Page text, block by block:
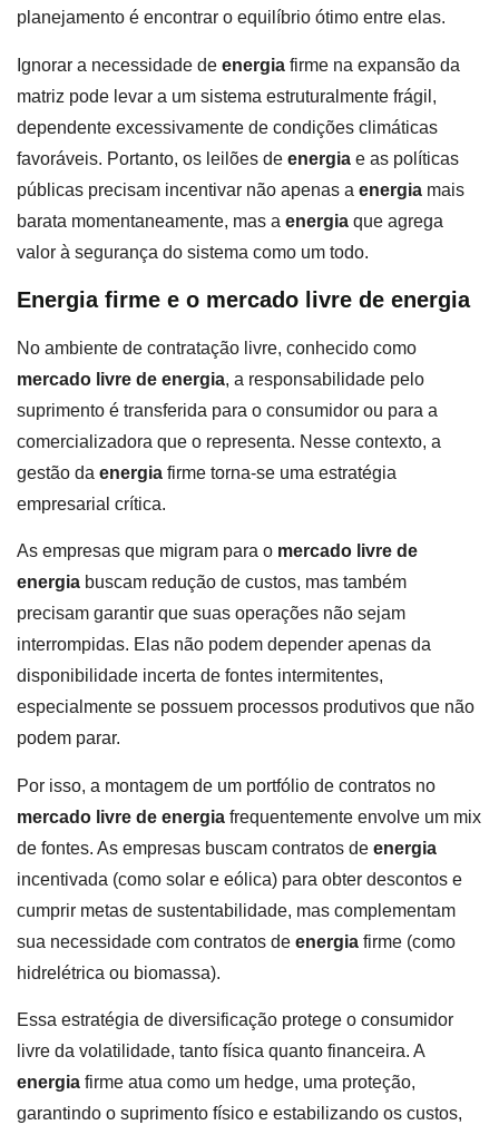
planejamento é encontrar o equilíbrio ótimo entre elas.
Ignorar a necessidade de energia firme na expansão da
matriz pode levar a um sistema estruturalmente frágil,
dependente excessivamente de condições climáticas
favoráveis. Portanto, os leilões de energia e as políticas
públicas precisam incentivar não apenas a energia mais
barata momentaneamente, mas a energia que agrega
valor à segurança do sistema como um todo.
Energia firme e o mercado livre de energia
No ambiente de contratação livre, conhecido como
mercado livre de energia, a responsabilidade pelo
suprimento é transferida para o consumidor ou para a
comercializadora que o representa. Nesse contexto, a
gestão da energia firme torna-se uma estratégia
empresarial crítica.
As empresas que migram para o mercado livre de
energia buscam redução de custos, mas também
precisam garantir que suas operações não sejam
interrompidas. Elas não podem depender apenas da
disponibilidade incerta de fontes intermitentes,
especialmente se possuem processos produtivos que não
podem parar.
Por isso, a montagem de um portfólio de contratos no
mercado livre de energia frequentemente envolve um mix
de fontes. As empresas buscam contratos de energia
incentivada (como solar e eólica) para obter descontos e
cumprir metas de sustentabilidade, mas complementam
sua necessidade com contratos de energia firme (como
hidrelétrica ou biomassa).
Essa estratégia de diversificação protege o consumidor
livre da volatilidade, tanto física quanto financeira. A
energia firme atua como um hedge, uma proteção,
garantindo o suprimento físico e estabilizando os custos,